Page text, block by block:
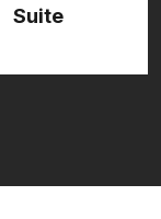
Suite